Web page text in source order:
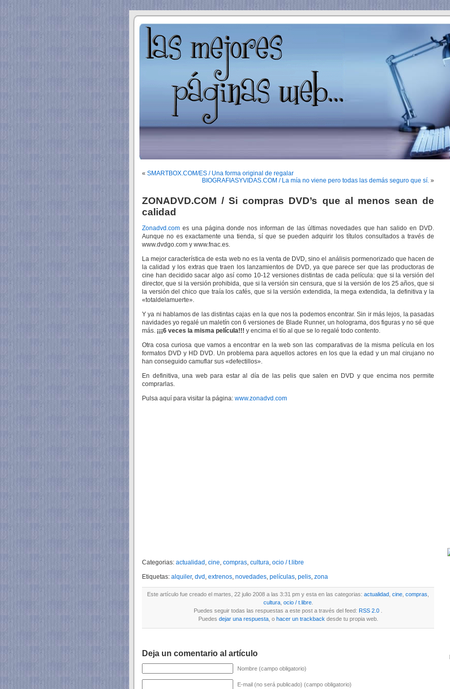
« SMARTBOX.COM/ES / Una forma original de regalar
BIOGRAFIASYVIDAS.COM / La mía no viene pero todas las demás seguro que sí. »
ZONADVD.COM / Si compras DVD’s que al menos sean de
calidad
Zonadvd.com es una página donde nos informan de las últimas novedades que han salido en DVD.
Aunque no es exactamente una tienda, sí que se pueden adquirir los títulos consultados a través de
www.dvdgo.com y www.fnac.es.
La mejor característica de esta web no es la venta de DVD, sino el análisis pormenorizado que hacen de
la calidad y los extras que traen los lanzamientos de DVD, ya que parece ser que las productoras de
cine han decidido sacar algo así como 10-12 versiones distintas de cada película: que si la versión del
director, que si la versión prohibida, que si la versión sin censura, que si la versión de los 25 años, que si
la versión del chico que traía los cafés, que si la versión extendida, la mega extendida, la definitiva y la
«totaldelamuerte».
Y ya ni hablamos de las distintas cajas en la que nos la podemos encontrar. Sin ir más lejos, la pasadas
navidades yo regalé un maletín con 6 versiones de Blade Runner, un holograma, dos figuras y no sé que
más. ¡¡¡6 veces la misma película!!! y encima el tío al que se lo regalé todo contento.
Otra cosa curiosa que vamos a encontrar en la web son las comparativas de la misma película en los
formatos DVD y HD DVD. Un problema para aquellos actores en los que la edad y un mal cirujano no
han conseguido camuflar sus «defectillos».
En definitiva, una web para estar al día de las pelis que salen en DVD y que encima nos permite
comprarlas.
Pulsa aquí para visitar la página: www.zonadvd.com
Categorias: actualidad , cine, compras, cultura, ocio / t.libre
Etiquetas: alquiler, dvd , extrenos, novedades, películas, pelis, zona
Este artículo fue creado el martes, 22 julio 2008 a las 3:31 pm y esta en las categorias: actualidad cine compras
cultura, ocio / t.libre.
Puedes seguir todas las respuestas a este post a través del feed: RSS 2.0
Puedes dejar una respuesta, o hacer un trackback desde tu propia web.
Deja un comentario al artículo
Nombre (campo obligatorio)
E-mail (no será publicado) (campo obligatorio)